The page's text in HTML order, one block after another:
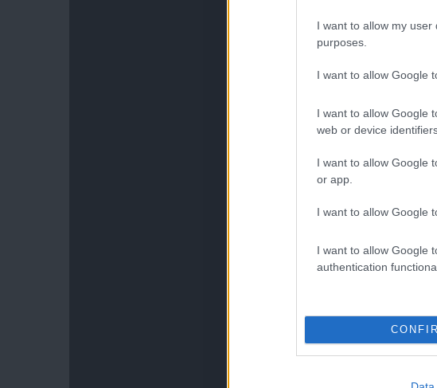
I want to allow my
purposes.
I want to allow Google
I want to allow Google
web or device
I want to allow Google
or app.
I want to allow Google
I want to allow Google
authentication